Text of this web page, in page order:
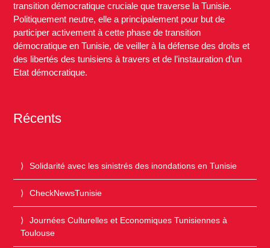
transition démocratique cruciale que traverse la Tunisie.
Politiquement neutre, elle a principalement pour but de
participer activement à cette phase de transition
démocratique en Tunisie, de veiller à la défense des droits et
des libertés des tunisiens à travers et de l’instauration d’un
Etat démocratique.
Récents
Solidarité avec les sinistrés des inondations en Tunisie
CheckNewsTunisie
Journées Culturelles et Economiques Tunisiennes à
Toulouse